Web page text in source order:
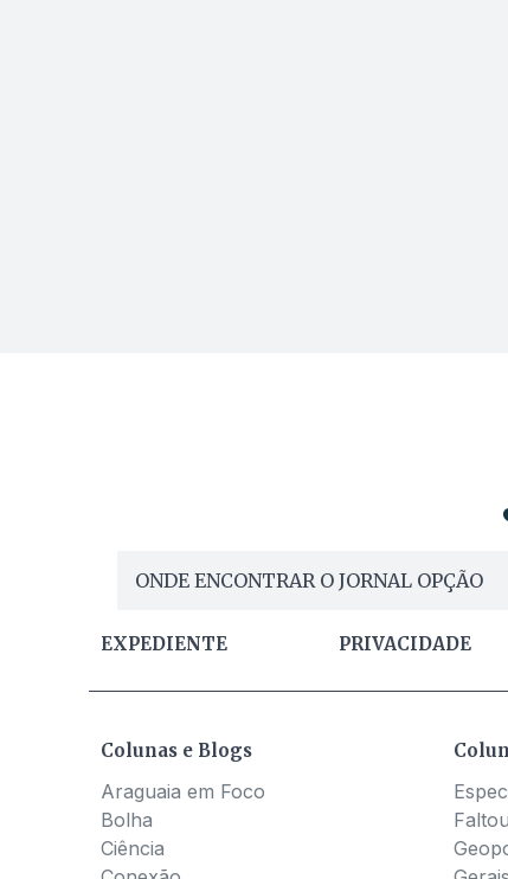
ONDE ENCONTRAR O JORNAL OPÇÃO
EXPEDIENTE PRIVACIDADE
Colunas e Blogs
Araguaia em Foco
Bolha
Ciência